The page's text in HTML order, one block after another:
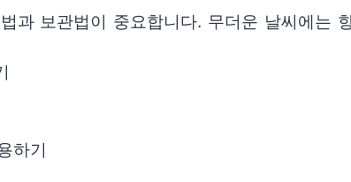
과 보관법이 중요합니다. 무더운 날씨에는
하기